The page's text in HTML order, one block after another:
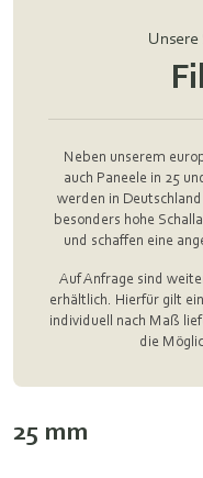
Neben unserem
auch Paneele in 25
werden in
besonders hohe
und schaffen eine
Auf Anfrage sind
erhältlich. Hierfür gilt
individuell nach Maß
die
25 mm